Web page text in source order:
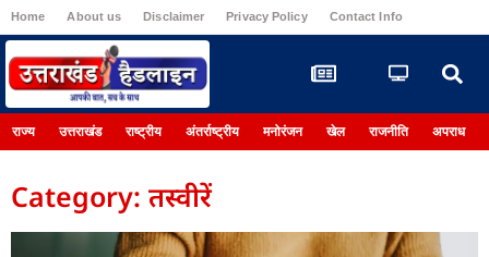
Home About us Disclaimer Privacy Policy Contact Info
राज्य उत्तराखंड राष्ट्रीय अंतर्राष्ट्रीय मनोरंजन खेल राजनीति अपराध
Category: तस्वीरें